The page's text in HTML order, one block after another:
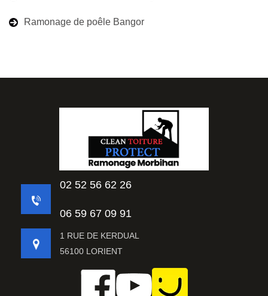
Ramonage de poêle Bangor
02 52 56 62 26
06 59 67 09 91
1 RUE DE KERDUAL
56100 LORIENT